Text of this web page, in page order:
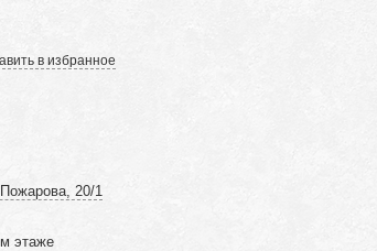
в избранное
20/1
этаже